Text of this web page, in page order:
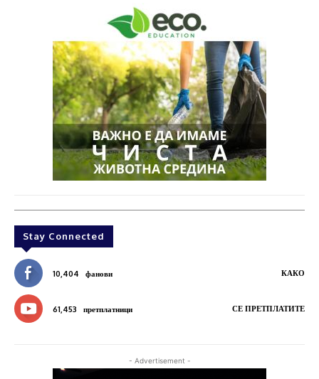
Stay Connected
10,404 фанови КАКО
61,453 претплатници СЕ ПРЕТПЛАТИТЕ
- Advertisement -